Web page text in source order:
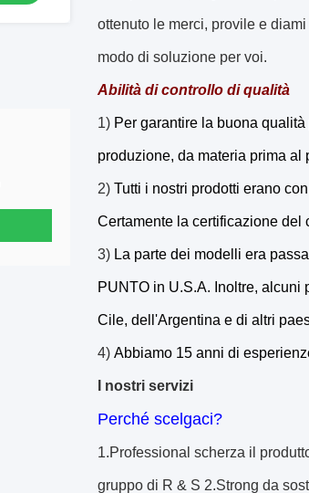
ottenuto le merci, provile e
modo di soluzione per voi.
Abilità di controllo di qualità
1) Per garantire la buona
produzione, da materia prima al
2) Tutti i nostri prodotti erano
Certamente la certificazione del
3) La parte dei modelli era
PUNTO in U.S.A. Inoltre, alcuni
Cile, dell'Argentina e di altri
4) Abbiamo 15 anni di
I nostri servizi
Perché scelgaci?
1.Professional scherza il
gruppo di R & S 2.Strong da